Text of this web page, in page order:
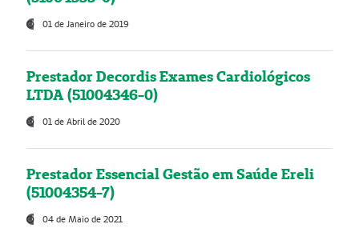
01 de Janeiro de 2019
Prestador Decordis Exames Cardiológicos
LTDA (51004346-0)
01 de Abril de 2020
Prestador Essencial Gestão em Saúde Ereli
(51004354-7)
04 de Maio de 2021